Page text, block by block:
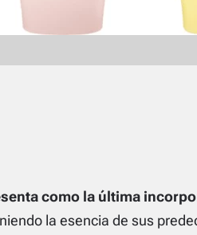
como la última
la esencia de sus